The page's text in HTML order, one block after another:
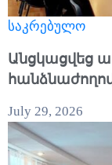
საკრებულო
Անցկացվեց
July 29, 2026